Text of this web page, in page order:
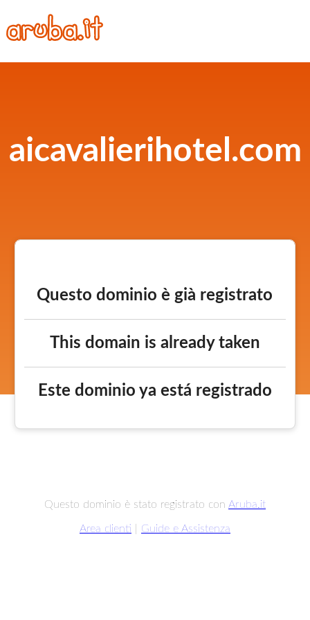
aicavalierihotel.com
Questo dominio è già registrato
This domain is already taken
Este dominio ya está registrado
Questo dominio è stato registrato con Aruba.it
Area clienti Guide e Assistenza